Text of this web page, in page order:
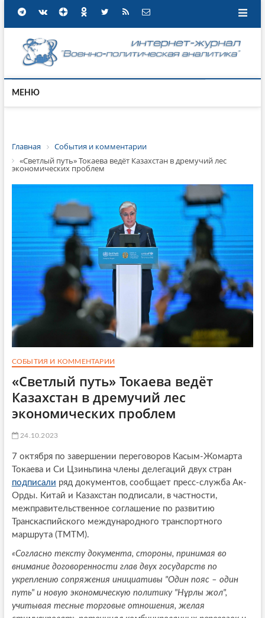
МЕНЮ
Главная
События и комментарии
«Светлый путь» Токаева ведёт Казахстан в дремучий лес
экономических проблем
СОБЫТИЯ И КОММЕНТАРИИ
«Светлый путь» Токаева ведёт
Казахстан в дремучий лес
экономических проблем
24.10.2023
7 октября по завершении переговоров Касым-Жомарта
Токаева и Си Цзиньпина члены делегаций двух стран
подписали ряд документов, сообщает пресс-служба Ак-
Орды. Китай и Казахстан подписали, в частности,
межправительственное соглашение по развитию
Транскаспийского международного транспортного
маршрута (ТМТМ).
«Согласно тексту документа, стороны, принимая во
внимание договоренности глав двух государств по
укреплению сопряжения инициативы "Один пояс – один
путь" и новую экономическую политику "Нұрлы жол",
учитывая тесные торговые отношения, желая